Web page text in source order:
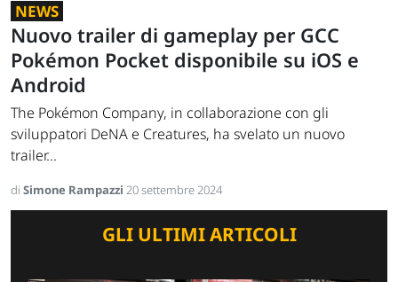
NEWS
Nuovo trailer di gameplay per GCC
Pokémon Pocket disponibile su iOS e
Android
The Pokémon Company, in collaborazione con gli
sviluppatori DeNA e Creatures, ha svelato un nuovo
trailer...
di Simone Rampazzi 20 settembre 2024
GLI ULTIMI ARTICOLI